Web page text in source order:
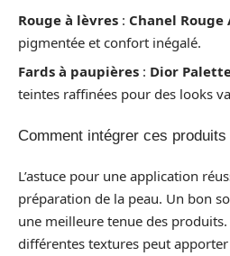
Rouge à lèvres : Chanel Rouge
pigmentée et confort inégalé.
Fards à paupières : Dior
teintes raffinées pour des looks
Comment intégrer ces
L’astuce pour une application
préparation de la peau. Un bon
une meilleure tenue des
différentes textures peut